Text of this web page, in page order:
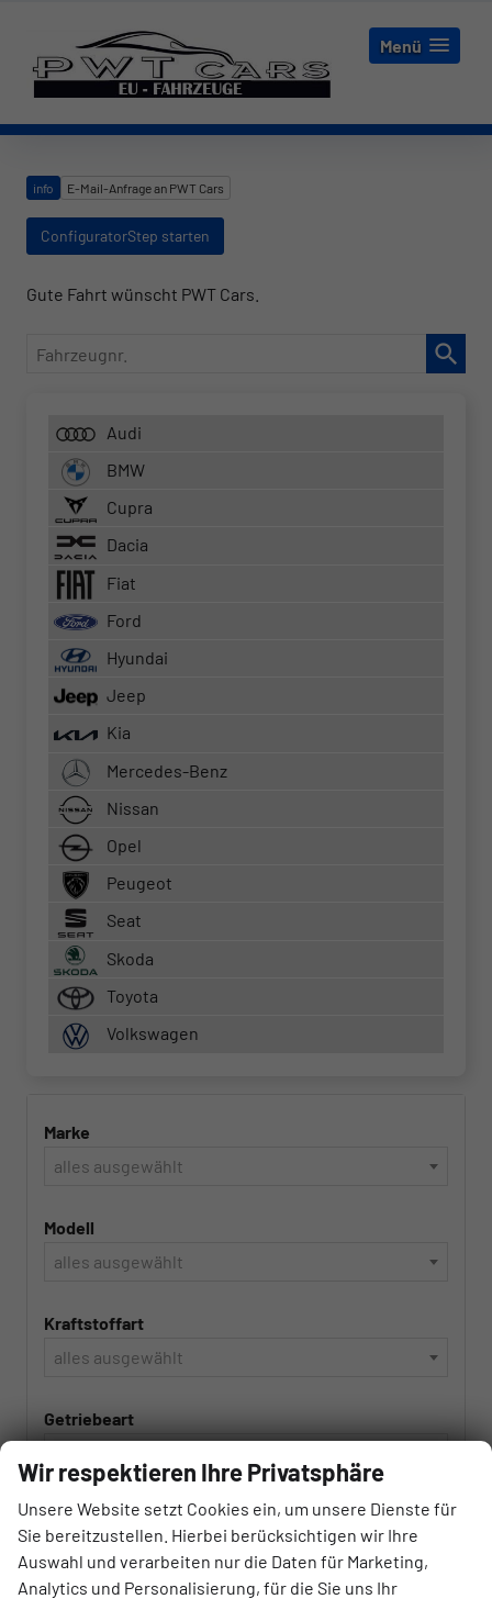
Menü
info E-Mail-Anfrage an PWT Cars
ConfiguratorStep starten
Gute Fahrt wünscht PWT Cars.
Fahrzeugnr.
Audi
BMW
Cupra
Dacia
Fiat
Ford
Hyundai
Jeep
Kia
Mercedes-Benz
Nissan
Opel
Peugeot
Seat
Skoda
Toyota
Volkswagen
Marke
alles ausgewählt
Modell
alles ausgewählt
Kraftstoffart
alles ausgewählt
Getriebeart
855 Ergebnisse anzeigen
zurücksetzen
Wir respektieren Ihre Privatsphäre
Unsere Website setzt Cookies ein, um unsere Dienste für
Sie bereitzustellen. Hierbei berücksichtigen wir Ihre
Auswahl und verarbeiten nur die Daten für Marketing,
Analytics und Personalisierung, für die Sie uns Ihr